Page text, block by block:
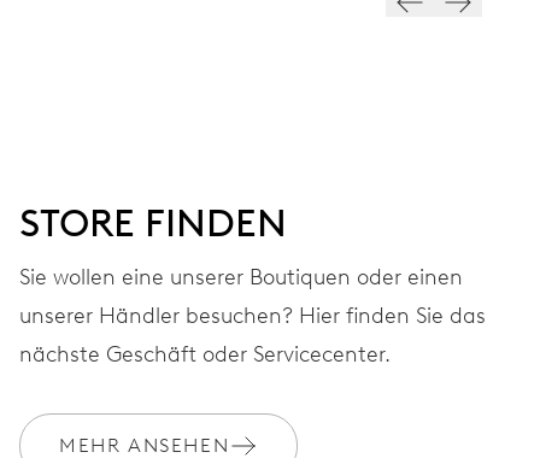
GARANTIE 2 Jahre
Werden Sie Mitglied bei MyOris und verlängern Sie Ihre Garantie
MYORIS
STORE FINDEN
Sie wollen eine unserer Boutiquen oder einen
unserer Händler besuchen? Hier finden Sie das
nächste Geschäft oder Servicecenter.
MEHR ANSEHEN